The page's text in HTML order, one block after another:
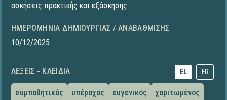
ασκήσεις πρακτικής και εξάσκησης
ΗΜΕΡΟΜΗΝΊΑ ΔΗΜΙΟΥΡΓΊΑΣ / ΑΝΑΒΆΘΜΙΣΗΣ
10/12/2025
ΛΈΞΕΙΣ - ΚΛΕΙΔΙΆ EL FR
συμπαθητικός υπέροχος ευγενικός
χαριτωμένος